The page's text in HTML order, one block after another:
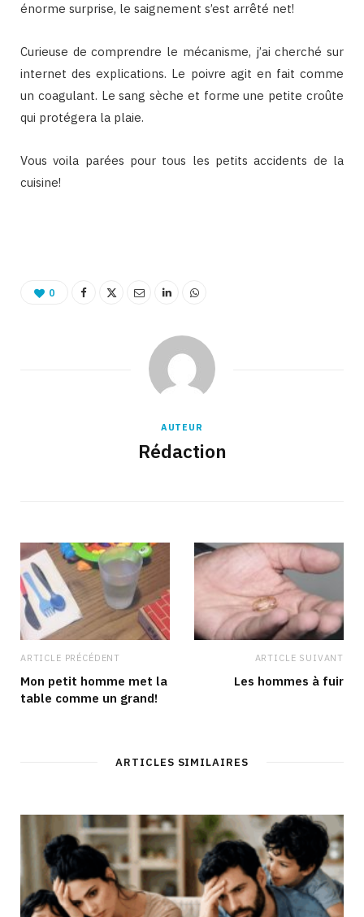
énorme surprise, le saignement s’est arrêté net!
Curieuse de comprendre le mécanisme, j’ai cherché sur
internet des explications. Le poivre agit en fait comme
un coagulant. Le sang sèche et forme une petite croûte
qui protégera la plaie.
Vous voila parées pour tous les petits accidents de la
cuisine!
0
AUTEUR
Rédaction
ARTICLE PRÉCÉDENT
Mon petit homme met la
table comme un grand!
ARTICLE SUIVANT
Les hommes à fuir
ARTICLES SIMILAIRES